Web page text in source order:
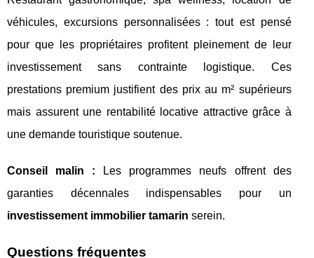
véhicules, excursions personnalisées : tout est pensé
pour que les propriétaires profitent pleinement de leur
investissement sans contrainte logistique. Ces
prestations premium justifient des prix au m² supérieurs
mais assurent une rentabilité locative attractive grâce à
une demande touristique soutenue.
Conseil malin : Les programmes neufs offrent des
garanties décennales indispensables pour un
investissement immobilier tamarin serein.
Questions fréquentes